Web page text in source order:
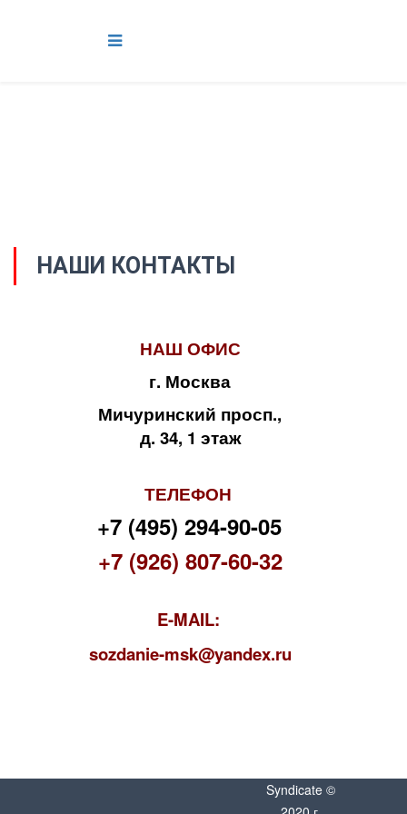
НАШИ КОНТАКТЫ
НАШ ОФИС
г. Москва
Мичуринский просп.,
д. 34, 1 этаж
ТЕЛЕФОН
+7 (495) 294-90-05
+7 (926) 807-60-32
E-MAIL:
sozdanie-msk@yandex.ru
Syndicate ©